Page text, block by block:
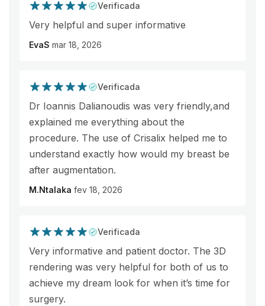
Verificada
Very helpful and super informative
EvaS mar 18, 2026
Verificada
Dr Ioannis Dalianoudis was very friendly,and
explained me everything about the
procedure. The use of Crisalix helped me to
understand exactly how would my breast be
after augmentation.
M.Ntalaka fev 18, 2026
Verificada
Very informative and patient doctor. The 3D
rendering was very helpful for both of us to
achieve my dream look for when it’s time for
surgery.